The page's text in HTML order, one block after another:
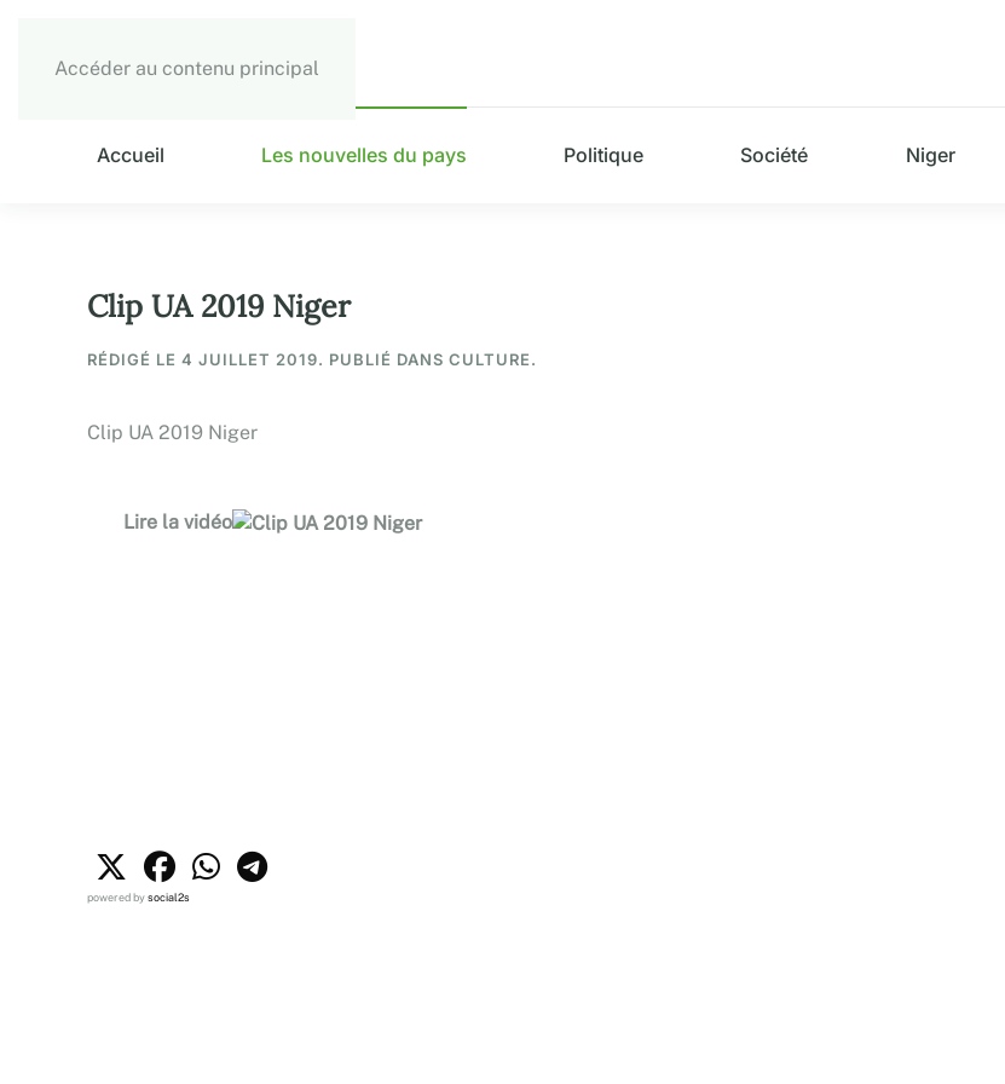
Accéder au contenu principal
Accueil Les nouvelles du pays Politique Société Niger
Clip UA 2019 Niger
RÉDIGÉ LE 4 JUILLET 2019. PUBLIÉ DANS CULTURE.
Clip UA 2019 Niger
Lire la vidéo
powered bysocial2s